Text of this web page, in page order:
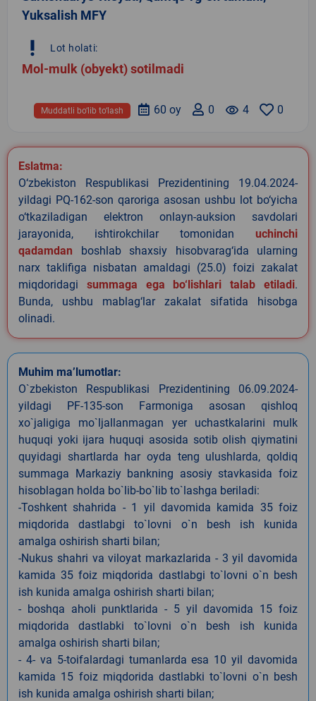
Yuksalish MFY
priority_high Lot holati:
Mol-mulk (obyekt) sotilmadi
0
remove_red_eye 4
0
60 oy
Muddatli bo‘lib to‘lash
Eslatma:
O‘zbekiston Respublikasi Prezidentining 19.04.2024-
yildagi PQ-162-son qaroriga asosan ushbu lot bo‘yicha
o‘tkaziladigan elektron onlayn-auksion savdolari
jarayonida, ishtirokchilar tomonidan uchinchi
qadamdan boshlab shaxsiy hisobvarag‘ida ularning
narx taklifiga nisbatan amaldagi (25.0) foizi zakalat
miqdoridagi summaga ega bo‘lishlari talab etiladi.
Bunda, ushbu mablag‘lar zakalat sifatida hisobga
olinadi.
Muhim ma’lumotlar:
O`zbekiston Respublikasi Prezidentining 06.09.2024-
yildagi PF-135-son Farmoniga asosan qishloq
xo`jaligiga mo`ljallanmagan yer uchastkalarini mulk
huquqi yoki ijara huquqi asosida sotib olish qiymatini
quyidagi shartlarda har oyda teng ulushlarda, qoldiq
summaga Markaziy bankning asosiy stavkasida foiz
hisoblagan holda bo`lib-bo`lib to`lashga beriladi:
-Toshkent shahrida - 1 yil davomida kamida 35 foiz
miqdorida dastlabgi to`lovni o`n besh ish kunida
amalga oshirish sharti bilan;
-Nukus shahri va viloyat markazlarida - 3 yil davomida
kamida 35 foiz miqdorida dastlabgi to`lovni o`n besh
ish kunida amalga oshirish sharti bilan;
- boshqa aholi punktlarida - 5 yil davomida 15 foiz
miqdorida dastlabki to`lovni o`n besh ish kunida
amalga oshirish sharti bilan;
- 4- va 5-toifalardagi tumanlarda esa 10 yil davomida
kamida 15 foiz miqdorida dastlabki to`lovni o`n besh
ish kunida amalga oshirish sharti bilan;